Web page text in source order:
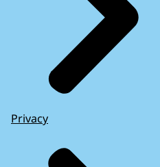
Privacy